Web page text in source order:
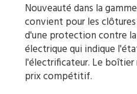
Nouveauté dans la
convient pour les
d'une protection contre
électrique qui indique
l'électrificateur. Le
prix compétitif.